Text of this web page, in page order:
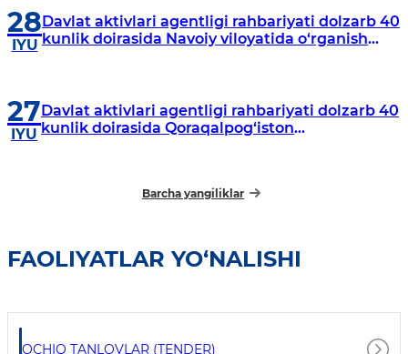
28
IYU
Davlat aktivlari agentligi rahbariyati dolzarb 40
kunlik doirasida Navoiy viloyatida o‘rganish
27
IYU
Davlat aktivlari agentligi rahbariyati dolzarb 40
kunlik doirasida Qoraqalpog‘iston
Barcha yangiliklar
FAOLIYATLAR YO‘NALISHI
OCHIQ TANLOVLAR (TENDER)